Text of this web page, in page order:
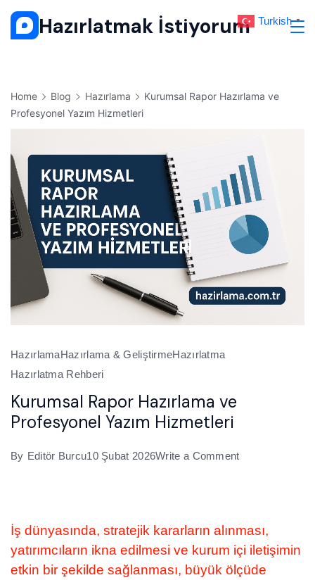
Skip
Hazırlatmak İstiyorum
Home Blog Hazırlama
Kurumsal Rapor Hazırlama ve
Profesyonel Yazım Hizmetleri
HazırlamaHazırlama & GeliştirmeHazırlatma
Hazırlatma Rehberi
Kurumsal Rapor Hazırlama ve
Profesyonel Yazım Hizmetleri
By Editör Burcu10 Şubat 2026Write a Commenton
ve
Profesyonel
Yazım
İş dünyasında, stratejik kararların alınması,
yatırımcıların ikna edilmesi ve kurum içi iletişimin
etkin bir şekilde sağlanması, büyük ölçüde
Turkish ▼